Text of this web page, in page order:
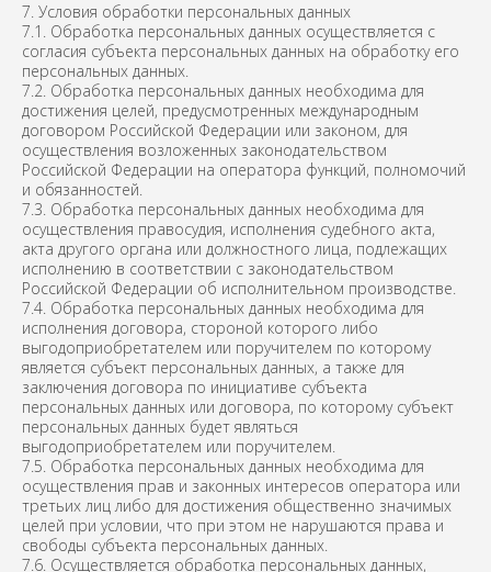
7. Условия обработки персональных данных
7.1. Обработка персональных данных осуществляется с
согласия субъекта персональных данных на обработку его
персональных данных.
7.2. Обработка персональных данных необходима для
достижения целей, предусмотренных международным
договором Российской Федерации или законом, для
осуществления возложенных законодательством
Российской Федерации на оператора функций, полномочий
и обязанностей.
7.3. Обработка персональных данных необходима для
осуществления правосудия, исполнения судебного акта,
акта другого органа или должностного лица, подлежащих
исполнению в соответствии с законодательством
Российской Федерации об исполнительном производстве.
7.4. Обработка персональных данных необходима для
исполнения договора, стороной которого либо
выгодоприобретателем или поручителем по которому
является субъект персональных данных, а также для
заключения договора по инициативе субъекта
персональных данных или договора, по которому субъект
персональных данных будет являться
выгодоприобретателем или поручителем.
7.5. Обработка персональных данных необходима для
осуществления прав и законных интересов оператора или
третьих лиц либо для достижения общественно значимых
целей при условии, что при этом не нарушаются права и
свободы субъекта персональных данных.
7.6. Осуществляется обработка персональных данных,